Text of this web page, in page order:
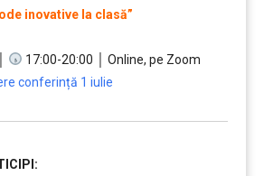
inovative la clasă”
17:00-20:00 │ Online, pe Zoom
conferință 1 iulie